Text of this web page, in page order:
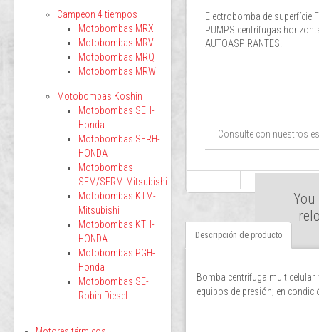
Electrobomba de superfície
PUMPS centrífugas
AUTOASPIRANTES.
Consulte con nuestros
You
Descripción de producto
Bomba centrifuga multicelular
equipos de presión; en
Campeon 4 tiempos
Motobombas MRX
Motobombas MRV
Motobombas MRQ
Motobombas MRW
Motobombas Koshin
Motobombas SEH-
Honda
Motobombas SERH-
HONDA
Motobombas
SEM/SERM-Mitsubishi
Motobombas KTM-
Mitsubishi
Motobombas KTH-
HONDA
Motobombas PGH-
Honda
Motobombas SE-
Robin Diesel